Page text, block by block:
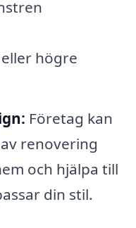
högre
Företag kan
renovering
och hjälpa till
din stil.